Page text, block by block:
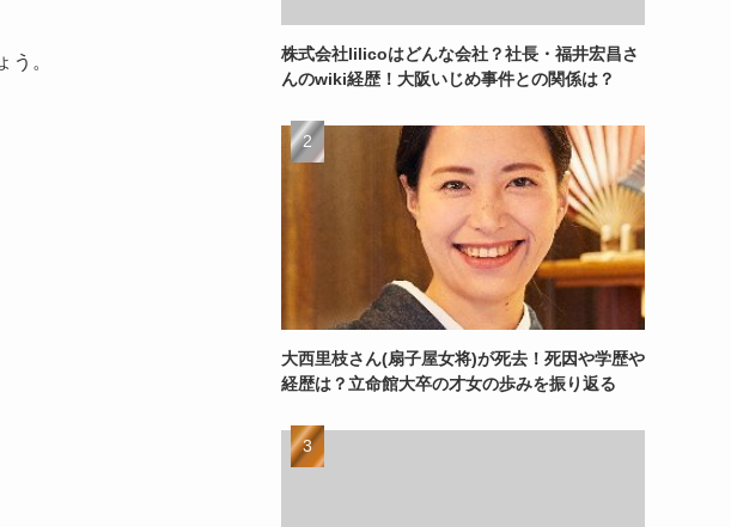
。
株式会社lilicoはどんな会社？社長・福井宏昌さ
んのwiki経歴！大阪いじめ事件との関係は？
大西里枝さん(扇子屋女将)が死去！死因や学歴や
経歴は？立命館大卒の才女の歩みを振り返る